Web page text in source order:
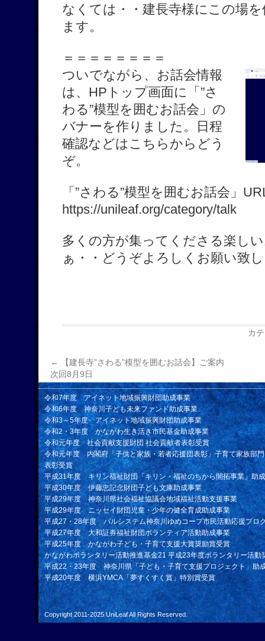
なくては・・建長寺様にこの場
ます。
＝＝＝＝＝＝＝＝
ついでながら、お話会情報
は、HPトップ画面に「”さ
わる”模型を囲むお話会」の
バナーを作りました。日程
確認などはこちらからどう
ぞ。
「”さわる”模型を囲むお話会」
https://unileaf.org/category/talk
多くの方が集ってくださる楽し
ぁ・・どうぞよろしくお願い致
カ
←
【建長寺”さわる”模型を囲むお話会】ご案内
次回8月9日
令和7年度 アイネット地域振興財団助成事業
令和6年度 神奈川子ども未来ファンド助成事業
令和3～5年度 アイネット地域振興財団助成事業
令和2・3年度 かながわ生き活き市民基金助成事業
令和元年度 社会貢献支援財団 社会貢献者表彰受賞
令和元年度 内閣府「子供と家族・若者応援団表彰」子育て家族部
表彰受賞
平成31年度 キリン福祉財団「キリン・福祉のちから開拓事業」助
平成30年度 伊藤忠記念財団子ども文庫助成事業
平成29年度 神奈川県社会福祉協議会地域福祉活動支援事業
平成29年度 ニッセイ財団児童・少年の健全育成助成事業
平成27・28年度 パルシステム神奈川ゆめコープ市民活動応援プロ
平成27年度 大和証券福祉財団ボランティア活動助成事業
平成25年度 かながわ子ども・子育て支援大賞奨励賞受賞
かながわボランタリー活動推進基金21 平成23年度ボランタリー活動
平成22・23年度 神奈川県「子ども・子育て支援プロジェクト」助
平成20年度 横浜YMCA「夢すくすく賞」特別賞受賞
Copyright 2011-2025 UniLeafAll Rights Reserved.